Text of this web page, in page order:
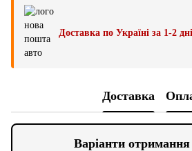
Доставка по Україні за 1-2 дні
Доставка
Варіанти